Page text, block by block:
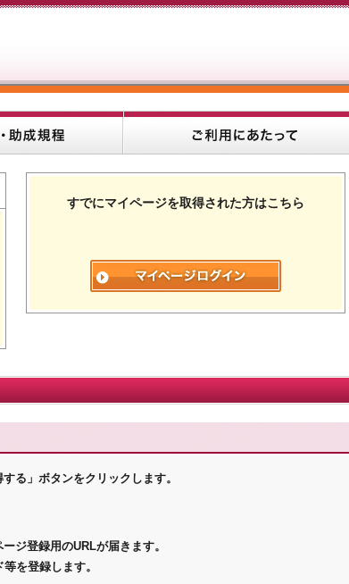
すでにマイページを取得された方はこちら
る」ボタンをクリックします。
ジ登録用のURLが届きます。
登録します。